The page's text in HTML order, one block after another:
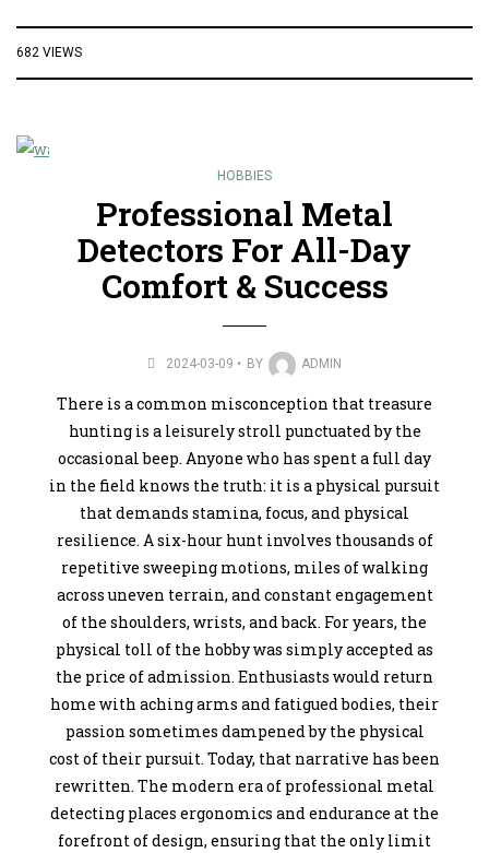
682 VIEWS
HOBBIES
Professional Metal
Detectors For All-Day
Comfort & Success
2024-03-09 BY ADMIN
There is a common misconception that treasure
hunting is a leisurely stroll punctuated by the
occasional beep. Anyone who has spent a full day
in the field knows the truth: it is a physical pursuit
that demands stamina, focus, and physical
resilience. A six-hour hunt involves thousands of
repetitive sweeping motions, miles of walking
across uneven terrain, and constant engagement
of the shoulders, wrists, and back. For years, the
physical toll of the hobby was simply accepted as
the price of admission. Enthusiasts would return
home with aching arms and fatigued bodies, their
passion sometimes dampened by the physical
cost of their pursuit. Today, that narrative has been
rewritten. The modern era of professional metal
detecting places ergonomics and endurance at the
forefront of design, ensuring that the only limit